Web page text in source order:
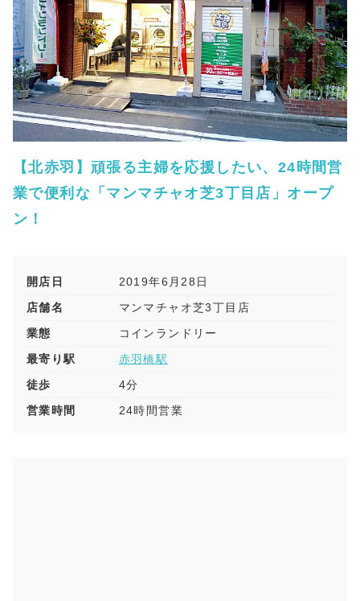
【北赤羽】頑張る主婦を応援したい、24時間営
業で便利な「マンマチャオ芝3丁目店」オープ
ン！
開店日
2019年6月28日
店舗名
マンマチャオ芝3丁目店
業態
コインランドリー
最寄り駅
赤羽橋駅
徒歩
4分
営業時間
24時間営業